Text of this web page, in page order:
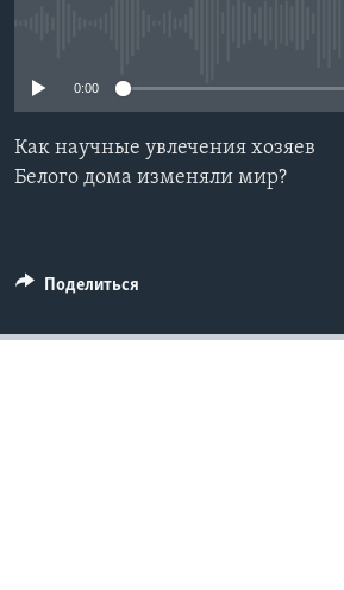
0:00
Как научные увлечения хозяев
Белого дома изменяли мир?
Поделиться